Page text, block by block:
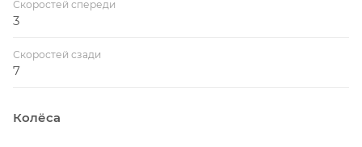
Скоростей спереди
3
Скоростей сзади
7
Колёса